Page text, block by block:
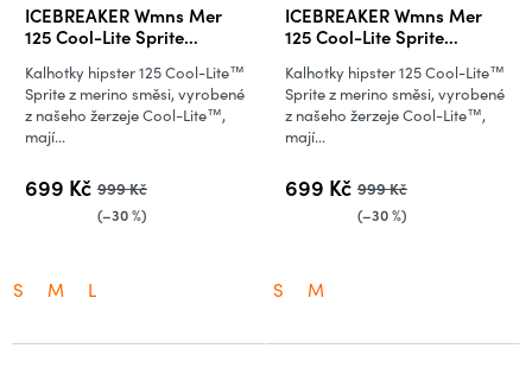
ICEBREAKER Wmns Mer
125 Cool-Lite Sprite
Hipster, Dark Loden
699 Kč 999 Kč
(–30 %)
Kalhotky hipster 125 Cool-Lite™
Sprite z merino směsi, vyrobené
z našeho žerzeje Cool-Lite™,
mají...
S M L
ICEBREAKER Wmns Mer
125 Cool-Lite Sprite
699 Kč 999 Kč
(–30 %)
Kalhotky hipster 125 Cool-Lite™
Sprite z merino směsi, vyrobené
z našeho žerzeje Cool-Lite™,
mají...
S M